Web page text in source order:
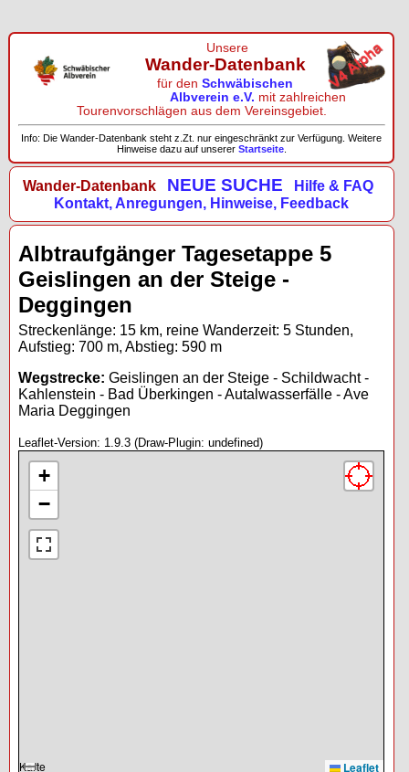
Unsere
Wander-Datenbank
für denSchwäbischen
Albverein e.V. mit zahlreichen
Tourenvorschlägen aus dem Vereinsgebiet.
Info: Die Wander-Datenbank steht z.Zt. nur eingeschränkt zur Verfügung. Weitere
Hinweise dazu auf unserer Startseite.
Wander-Datenbank NEUE SUCHE
Hilfe & FAQ
Kontakt, Anregungen, Hinweise, Feedback
Albtraufgänger Tagesetappe 5
Geislingen an der Steige -
Deggingen
Streckenlänge: 15 km, reine Wanderzeit: 5 Stunden,
Aufstieg: 700 m, Abstieg: 590 m
Wegstrecke: Geislingen an der Steige - Schildwacht -
Kahlenstein - Bad Überkingen - Autalwasserfälle - Ave
Maria Deggingen
Leaflet-Version: 1.9.3 (Draw-Plugin: undefined)
Karte
+
−
Leaflet